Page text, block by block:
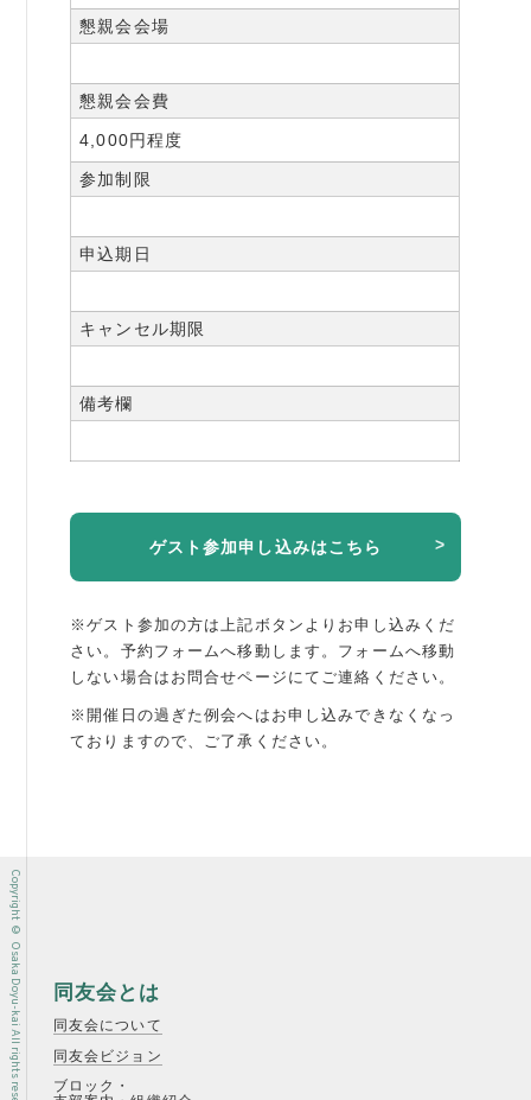
懇親会会場
懇親会会費
4,000円程度
参加制限
申込期日
キャンセル期限
備考欄
ゲスト参加申し込みはこちら
※ゲスト参加の方は上記ボタンよりお申し込みくだ
さい。予約フォームへ移動します。 フォームへ移動
しない場合はお問合せページにてご連絡ください。
※開催日の過ぎた例会へはお申し込みできなくなっ
ておりますので、ご了承ください。
同友会とは
同友会について
同友会ビジョン
ブロック・
Copyright © Osaka Doyu-kai All rights reserved.